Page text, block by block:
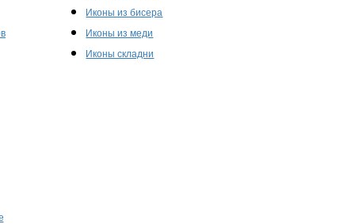
Иконы из бисера
Иконы из меди
Иконы складни